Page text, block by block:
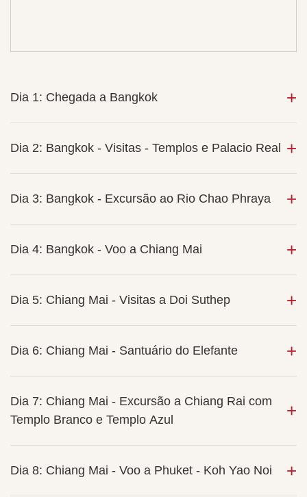
Dia 1: Chegada a Bangkok
Dia 2: Bangkok - Visitas - Templos e Palacio Real
Dia 3: Bangkok - Excursão ao Rio Chao Phraya
Dia 4: Bangkok - Voo a Chiang Mai
Dia 5: Chiang Mai - Visitas a Doi Suthep
Dia 6: Chiang Mai - Santuário do Elefante
Dia 7: Chiang Mai - Excursão a Chiang Rai com
Templo Branco e Templo Azul
Dia 8: Chiang Mai - Voo a Phuket - Koh Yao Noi